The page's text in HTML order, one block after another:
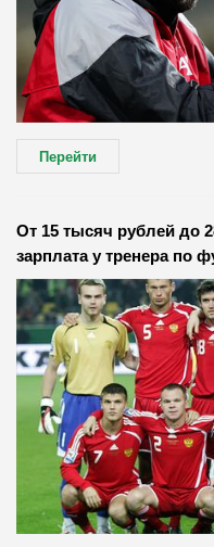
Перейти
От 15 тысяч рублей до
зарплата у тренера по